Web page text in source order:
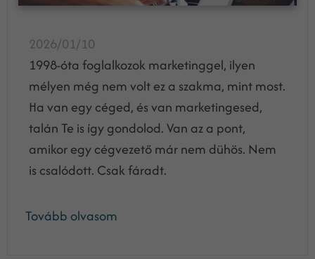
2026/01/10
1998-óta foglalkozok marketinggel, ilyen
mélyen még nem volt ez a szakma, mint most.
Ha van egy céged, és van marketingesed,
talán Te is így gondolod. Van az a pont,
amikor egy cégvezető már nem dühös. Nem
is csalódott. Csak fáradt.
Tovább olvasom